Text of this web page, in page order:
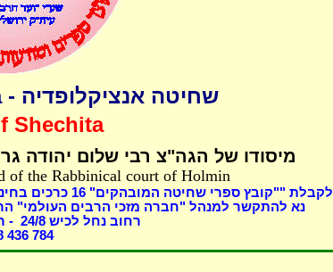
שחיטה אנציקלופדיה - Shechita Encyclopedia
Shechita
מיסודו של הגה"צ רבי שלום יהודה
of the Rabbinical court of Holmin
לקבלת ""קובץ ספרי שחיטה המובהקים" כרכים
נא להתקשר למנהל "חברה מזכי הרבים העולמי"
רחוב נחל לכיש 24/ 8
-
436 784